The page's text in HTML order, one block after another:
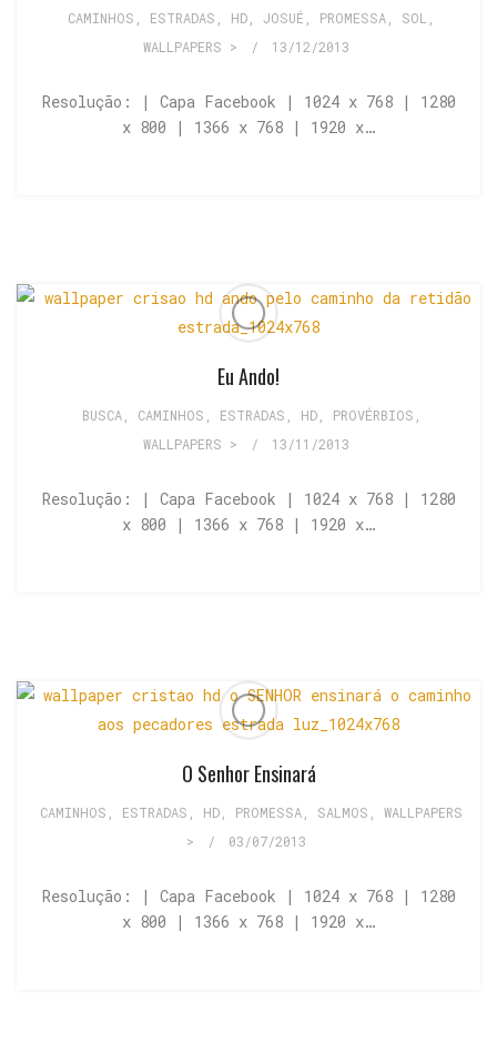
CAMINHOS, ESTRADAS HD JOSUÉ PROMESSA SOL
WALLPAPERS >
/ 13/12/2013
Resolução: | Capa Facebook | 1024 x 768 | 1280
x 800 | 1366 x 768 | 1920 x…
Eu Ando!
BUSCA, CAMINHOS, ESTRADAS HD, PROVÉRBIOS
WALLPAPERS >
/ 13/11/2013
Resolução: | Capa Facebook | 1024 x 768 | 1280
x 800 | 1366 x 768 | 1920 x…
O Senhor Ensinará
CAMINHOS, ESTRADAS HD PROMESSA SALMOS
WALLPAPERS
>
/ 03/07/2013
Resolução: | Capa Facebook | 1024 x 768 | 1280
x 800 | 1366 x 768 | 1920 x…